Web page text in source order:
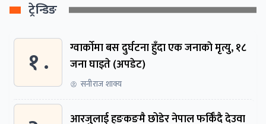
ट्रेन्डिङ
१ .
ग्वार्काेमा बस दुर्घटना हुँदा एक जनाकाे मृत्यु, १८
जना घाइते (अपडेट)
सनीराज शाक्य
आरजुलाई हङकङमै छोडेर नेपाल फर्किँदै देउवा